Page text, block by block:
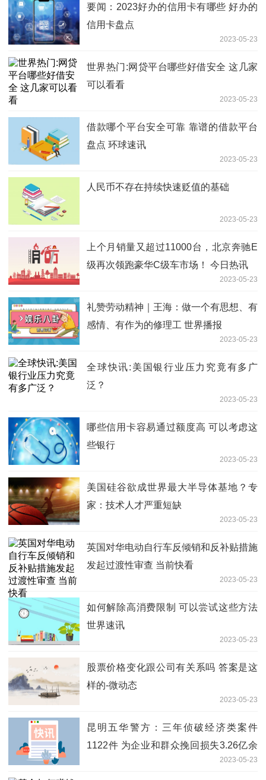
要闻：2023好办的信用卡有哪些 好办的
信用卡盘点
2023-05-23
世界热门:网贷平台哪些好借安全 这几家
可以看看
2023-05-23
借款哪个平台安全可靠 靠谱的借款平台
盘点 环球速讯
2023-05-23
人民币不存在持续快速贬值的基础
2023-05-23
上个月销量又超过11000台，北京奔驰E
级再次领跑豪华C级车市场！ 今日热讯
2023-05-23
礼赞劳动精神｜王海：做一个有思想、有
感情、有作为的修理工 世界播报
2023-05-23
全球快讯:美国银行业压力究竟有多广
泛？
2023-05-23
哪些信用卡容易通过额度高 可以考虑这
些银行
2023-05-23
美国硅谷欲成世界最大半导体基地？专
家：技术人才严重短缺
2023-05-23
英国对华电动自行车反倾销和反补贴措施
发起过渡性审查 当前快看
2023-05-23
如何解除高消费限制 可以尝试这些方法
世界速讯
2023-05-23
股票价格变化跟公司有关系吗 答案是这
样的-微动态
2023-05-23
昆明五华警方：三年侦破经济类案件
1122件 为企业和群众挽回损失3.26亿余
2023-05-23